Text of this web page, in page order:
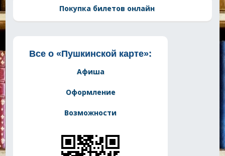
Покупка билетов онлайн
Все о «Пушкинской карте»:
Афиша
Оформление
Возможности